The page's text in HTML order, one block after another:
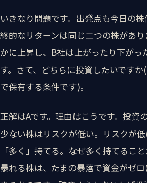
いきなり問題です。出発点も今日の
終的なリターンは同じ二つの株があ
かに上昇し、B社は上がったり下がっ
す。さて、どちらに投資したいです
で保有する条件です)。
正解はAです。理由はこうです。投資
少ない株はリスクが低い。リスクが
「多く」持てる。なぜ多く持てるこ
暴れる株は、たまの暴落で資金がゼ